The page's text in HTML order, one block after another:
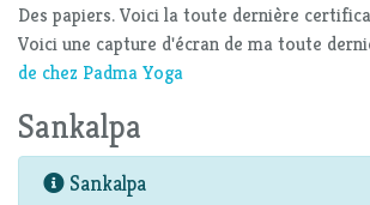
Des papiers. Voici la toute dernière
Voici une capture d'écran de ma toute
de chez Padma Yoga
Sankalpa
Sankalpa